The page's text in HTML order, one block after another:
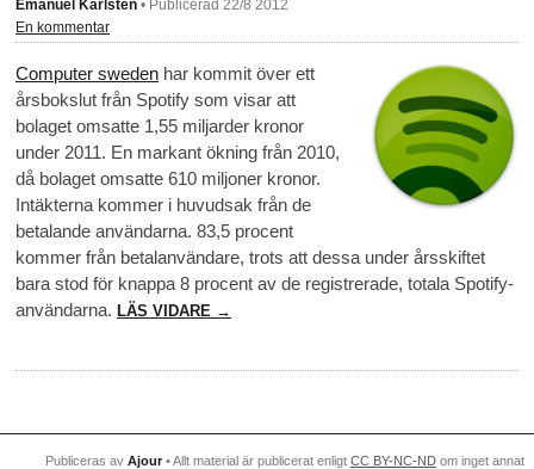
Emanuel Karlsten • Publicerad 22/8 2012
En kommentar
Computer sweden har kommit över ett
årsbokslut från Spotify som visar att
bolaget omsatte 1,55 miljarder kronor
under 2011. En markant ökning från 2010,
då bolaget omsatte 610 miljoner kronor.
Intäkterna kommer i huvudsak från de
betalande användarna. 83,5 procent
kommer från betalanvändare, trots att dessa under årsskiftet
bara stod för knappa 8 procent av de registrerade, totala Spotify-
användarna. LÄS VIDARE →
Publiceras av Ajour • Allt material är publicerat enligt CC BY-NC-ND om inget annat